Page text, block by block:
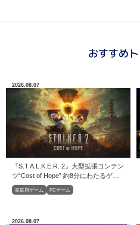
おすすめ
2026.08.07
家庭用ゲーム PCゲーム
『S.T.A.L.K.E.R. 2』大型拡張コンテン
ツ“Cost of Hope” 約8分にわたるゲー
ムプレイトレーラーが公開
2026.08.07